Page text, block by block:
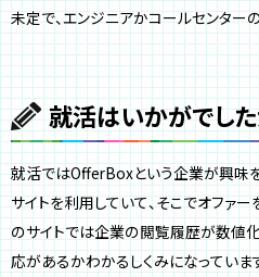
未定で、エンジニアかコールセンター
就活はいかがでし
就活ではOfferBoxという企業が興味
サイトを利用していて、そこでオファ
のサイトでは企業の閲覧履歴が数値
応があるかわかるしくみになっていま